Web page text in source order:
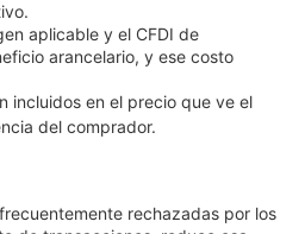
aplicable y el CFDI de
arancelario, y ese costo
incluidos en el precio que ve el
del comprador.
rechazadas por los